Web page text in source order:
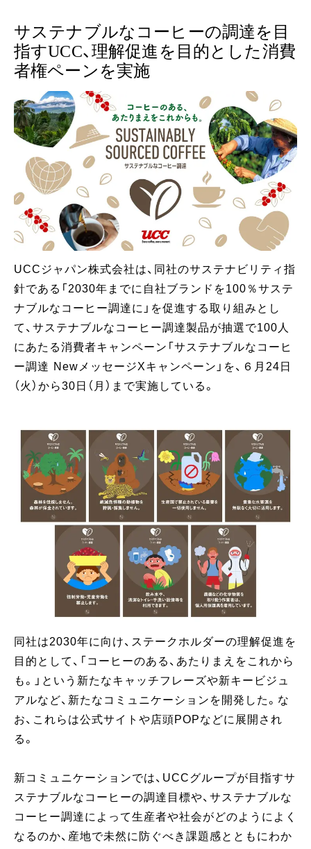
サステナブルなコーヒーの調達を目
指すUCC、理解促進を目的とした消費
者権ペーンを実施
UCCジャパン株式会社は、同社のサステナビリティ指
針である「2030年までに自社ブランドを100％サステ
ナブルなコーヒー調達に」を促進する取り組みとし
て、サステナブルなコーヒー調達製品が抽選で100人
にあたる消費者キャンペーン「サステナブルなコーヒ
ー調達 NewメッセージXキャンペーン」を、６月24日
（火）から30日（月）まで実施している。
同社は2030年に向け、ステークホルダーの理解促進を
目的として、「コーヒーのある、あたりまえをこれから
も。」という新たなキャッチフレーズや新キービジュ
アルなど、新たなコミュニケーションを開発した。な
お、これらは公式サイトや店頭POPなどに展開され
る。
新コミュニケーションでは、UCCグループが目指すサ
ステナブルなコーヒーの調達目標や、サステナブルな
コーヒー調達によって生産者や社会がどのようによく
なるのか、産地で未然に防ぐべき課題感とともにわか